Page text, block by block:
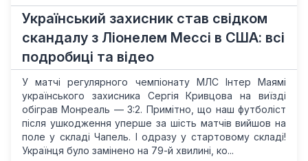
Український захисник став свідком
скандалу з Ліонелем Мессі в США: всі
подробиці та відео
У матчі регулярного чемпіонату МЛС Інтер Маямі
українського захисника Сергія Кривцова на виїзді
обіграв Монреаль — 3:2. Примітно, що наш футболіст
після ушкодження уперше за шість матчів вийшов на
поле у складі Чапель. І одразу у стартовому складі!
Українця було замінено на 79-й хвилині, ко...